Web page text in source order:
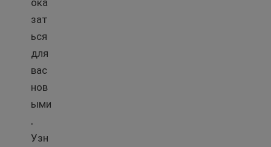
зат
ься
для
вас
нов
ыми
.
Узн